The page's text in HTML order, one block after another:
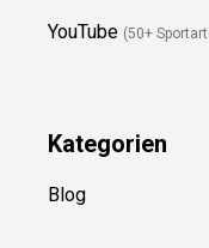
YouTube (50+
Kategorien
Blog